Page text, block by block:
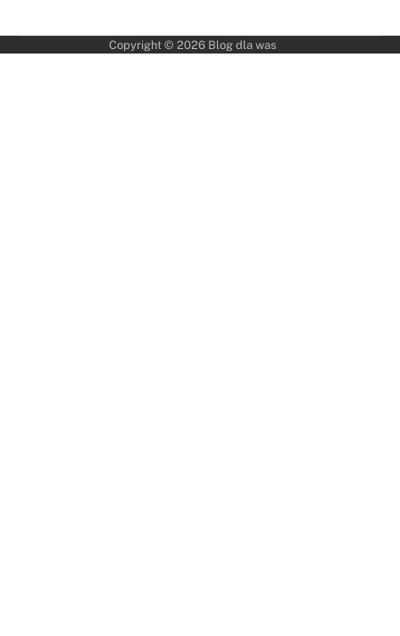
Copyright © 2026 Blog dla was